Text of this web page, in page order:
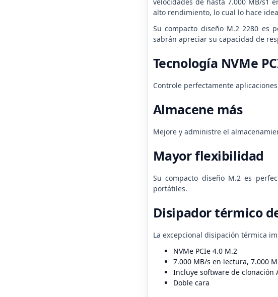
velocidades de hasta 7.000 MB/s1
alto rendimiento, lo cual lo hace
Su compacto diseño M.2 2280 es
sabrán apreciar su capacidad de
Tecnología NVMe
Controle perfectamente
Almacene más
Mejore y administre el
Mayor flexibilidad
Su compacto diseño M.2 es
portátiles.
Disipador térmico
La excepcional disipación térmica
NVMe PCIe 4.0 M.2
7.000 MB/s en lectura, 7.000
Incluye software de clonación
Doble cara